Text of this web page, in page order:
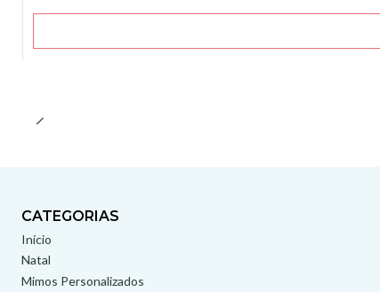
CATEGORIAS
Início
Natal
Mimos Personalizados